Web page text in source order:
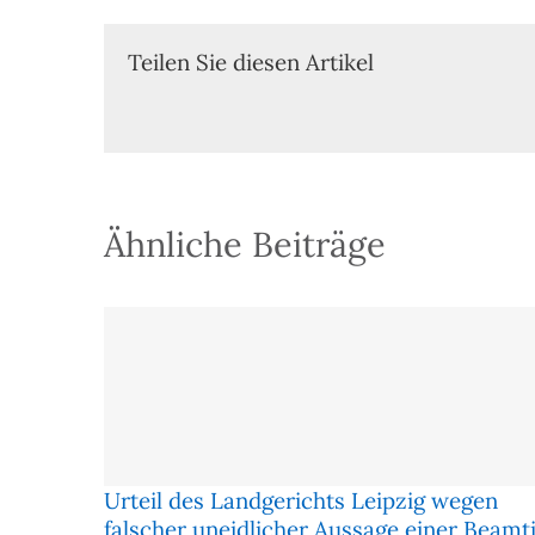
Teilen Sie diesen Artikel
Ähnliche Beiträge
Urteil des Landgerichts Leipzig wegen
falscher uneidlicher Aussage einer